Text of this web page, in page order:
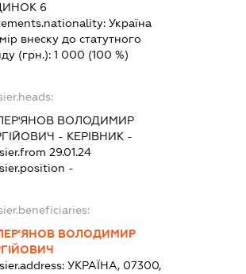
6
Україна
внеску до статутного
(грн.):1 000 (100 %)
ВОЛОДИМИР
- КЕРІВНИК -
29.01.24
-
ВОЛОДИМИР
УКРАЇНА, 07300,